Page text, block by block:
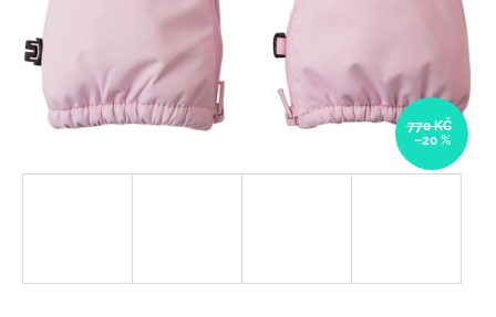
770 KČ
–20 %
j